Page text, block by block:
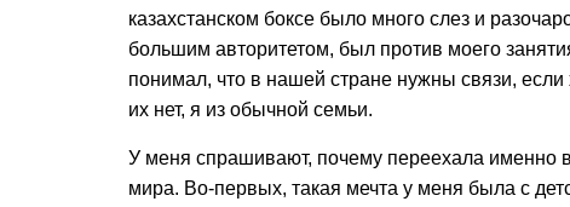
казахстанском боксе было много слез и
большим авторитетом, был против моего
понимал, что в нашей стране нужны связи,
их нет, я из обычной семьи.
У меня спрашивают, почему переехала именно
мира. Во-первых, такая мечта у меня была с